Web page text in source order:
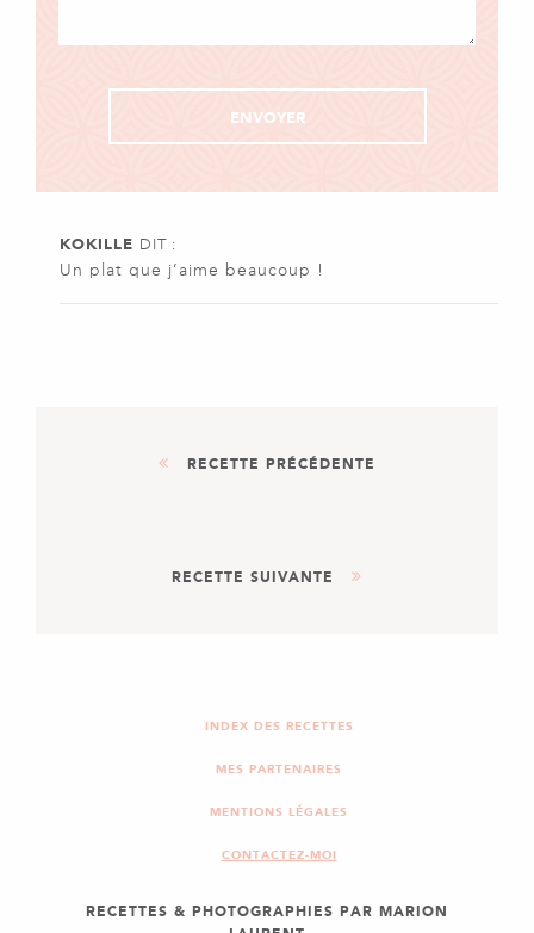
KOKILLE DIT :
Un plat que j’aime beaucoup !
RECETTE PRÉCÉDENTE
BRICKS AUX CARDES
RECETTE SUIVANTE
INDEX DES RECETTES
MES PARTENAIRES
MENTIONS LÉGALES
CONTACTEZ-MOI
RECETTES & PHOTOGRAPHIES PAR MARION